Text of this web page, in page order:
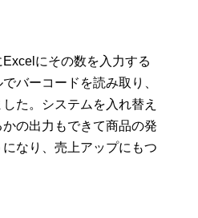
にその数を入力する
バーコードを読み取り、
た。システムを入れ替え
の出力もできて商品の発
なり、売上アップにもつ